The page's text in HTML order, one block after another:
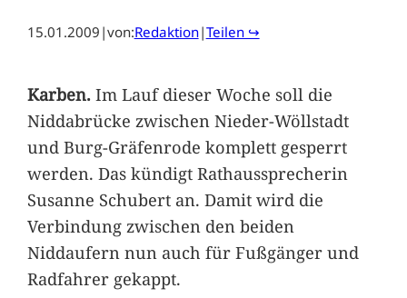
15.01.2009 |von:Redaktion|Teilen ↪
Karben.Im Lauf dieser Woche soll die
Niddabrücke zwischen Nieder-Wöllstadt
und Burg-Gräfenrode komplett gesperrt
werden. Das kündigt Rathaussprecherin
Susanne Schubert an. Damit wird die
Verbindung zwischen den beiden
Niddaufern nun auch für Fußgänger und
Radfahrer gekappt.